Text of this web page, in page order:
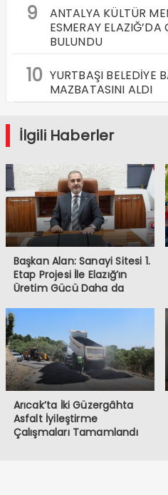
9
ANTALYA KÜLTÜR
ESMERAY
BULUNDU
10 YURTBAŞI BELEDİYE
MAZBATASINI ALDI
İlgili Haberler
Başkan Alan: Sanayi Sitesi 1.
Etap Projesi İle Elazığ’ın
Üretim Gücü Daha da
Arıcak’ta İki Güzergâhta
Asfalt İyileştirme
Çalışmaları Tamamlandı